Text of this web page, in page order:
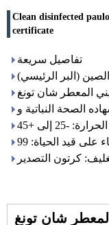
Clean disinfected
certificate
تفاصيل سريعة
(البر الرئيسي)
المعطر شان تونغ
كرتون التصدير